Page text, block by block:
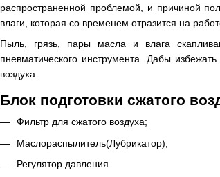
распространенной проблемой, и причиной
влаги, которая со временем отразится на
Пыль, грязь, пары масла и влага
пневматического инструмента. Дабы
воздуха.
Блок подготовки сжатого
Фильтр для сжатого воздуха;
Маслораспылитель(Лубрикатор);
Регулятор давления.